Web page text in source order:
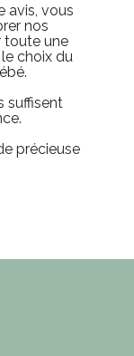
avis, vous
nos
toute une
choix du
suffisent
précieuse